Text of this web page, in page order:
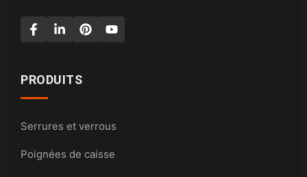
PRODUITS
Serrures et verrous
Poignées de caisse